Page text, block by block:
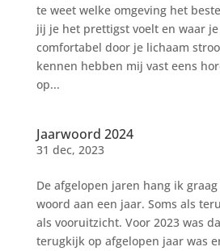
te weet welke omgeving het
jij je het prettigst voelt en waar
comfortabel door je lichaam
kennen hebben mij vast eens
op...
Jaarwoord 2024
31 dec, 2023
De afgelopen jaren hang ik
woord aan een jaar. Soms als
als vooruitzicht. Voor 2023 was
terugkijk op afgelopen jaar was